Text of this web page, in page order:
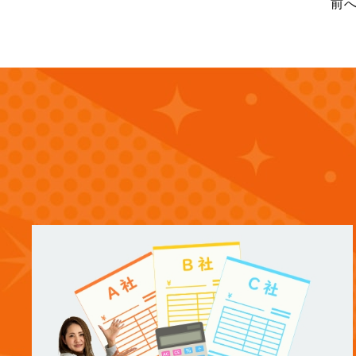
2025年6月 (12)
2025年5月 (12)
2025年4月 (13)
2025年3月 (12)
2025年2月 (13)